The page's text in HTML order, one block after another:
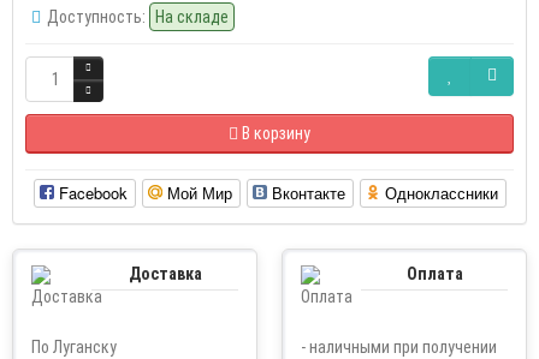
Доступность: На складе
В корзину
Facebook Мой Мир Вконтакте Одноклассники
Доставка
По Луганску
Оплата
- наличными при получении